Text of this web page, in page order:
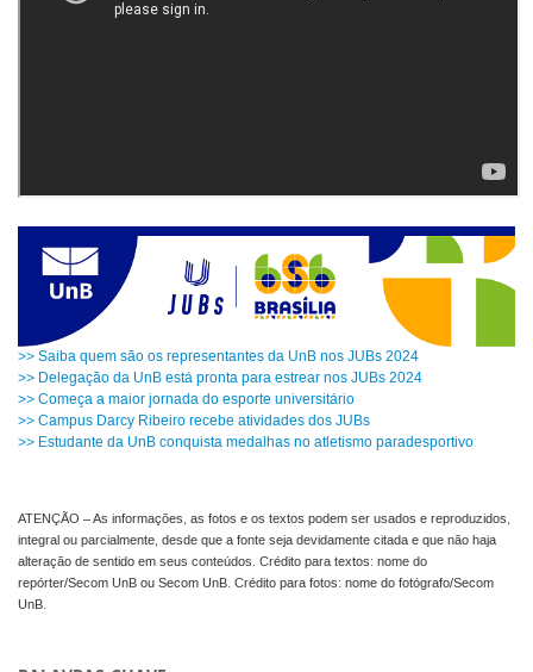
>> Saiba quem são os representantes da UnB nos JUBs 2024
>> Delegação da UnB está pronta para estrear nos JUBs 2024
>> Começa a maior jornada do esporte universitário
>> Campus Darcy Ribeiro recebe atividades dos JUBs
>> Estudante da UnB conquista medalhas no atletismo paradesportivo
ATENÇÃO – As informações, as fotos e os textos podem ser usados e reproduzidos,
integral ou parcialmente, desde que a fonte seja devidamente citada e que não haja
alteração de sentido em seus conteúdos. Crédito para textos: nome do
repórter/Secom UnB ou Secom UnB. Crédito para fotos: nome do fotógrafo/Secom
UnB.